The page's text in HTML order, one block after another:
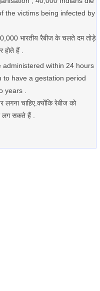
the victims being infected by
भारतीय रैबीज के चलते दम तोड़े
हैं .
administered within 24 hours
to have a gestation period
years .
चाहिए.क्योंकि रेबीज को
लग सकते हैं .